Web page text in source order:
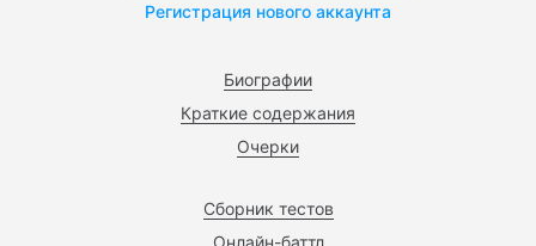
Биографии
Краткие содержания
Очерки
Сборник тестов
Онлайн-баттл
Регистрация нового аккаунта